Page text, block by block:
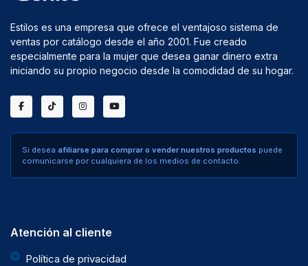
Estilos es una empresa que ofrece el ventajoso sistema de
ventas por catálogo desde el año 2001. Fue creado
especialmente para la mujer que desea ganar dinero extra
iniciando su propio negocio desde la comodidad de su hogar.
Si desea afiliarse para comprar o vender nuestros productos puede
comunicarse por cualquiera de los medios de contacto.
Atención al cliente
Política de privacidad